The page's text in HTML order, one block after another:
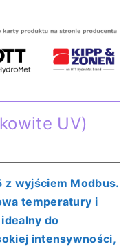
UV)
z wyjściem Modbus.
temperatury i
do
intensywności,